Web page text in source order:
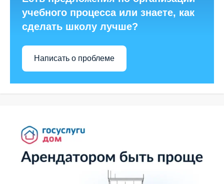
учебного процесса или знаете, как
сделать школу лучше?
Написать о проблеме